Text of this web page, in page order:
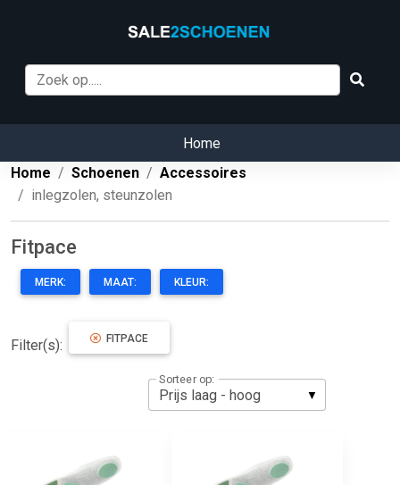
Home
Home
Schoenen
Accessoires
inlegzolen, steunzolen
Fitpace
MERK: MAAT: KLEUR:
Filter(s): FITPACE
Sorteer op: